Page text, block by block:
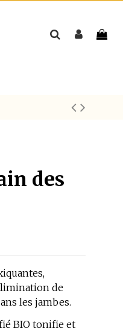
des
de
les jambes.
BIO tonifie et